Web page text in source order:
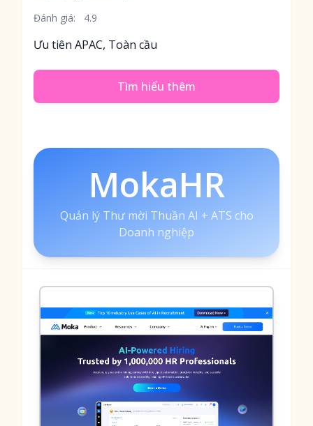
Đánh giá:
4.9
Ưu tiên APAC, Toàn cầu
Tìm hiểu thêm
MokaHR
Quản lý Thư mời Thuần AI + ATS cho
Doanh nghiệp